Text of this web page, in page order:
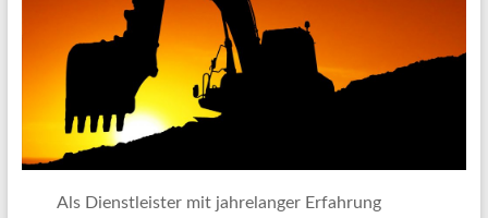
Als Dienstleister mit jahrelanger Erfahrung